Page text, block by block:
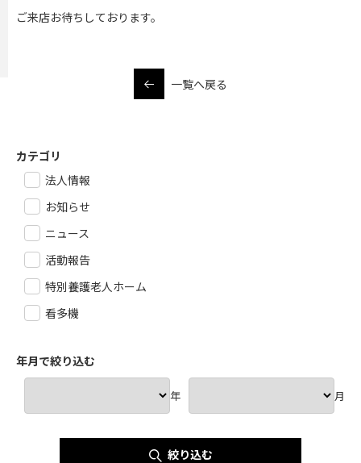
ご来店お待ちしております。
一覧へ戻る
カテゴリ
法人情報
お知らせ
ニュース
活動報告
特別養護老人ホーム
看多機
年月で絞り込む
年 月
絞り込む